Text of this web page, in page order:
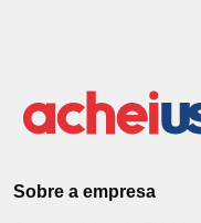
Sobre a empresa